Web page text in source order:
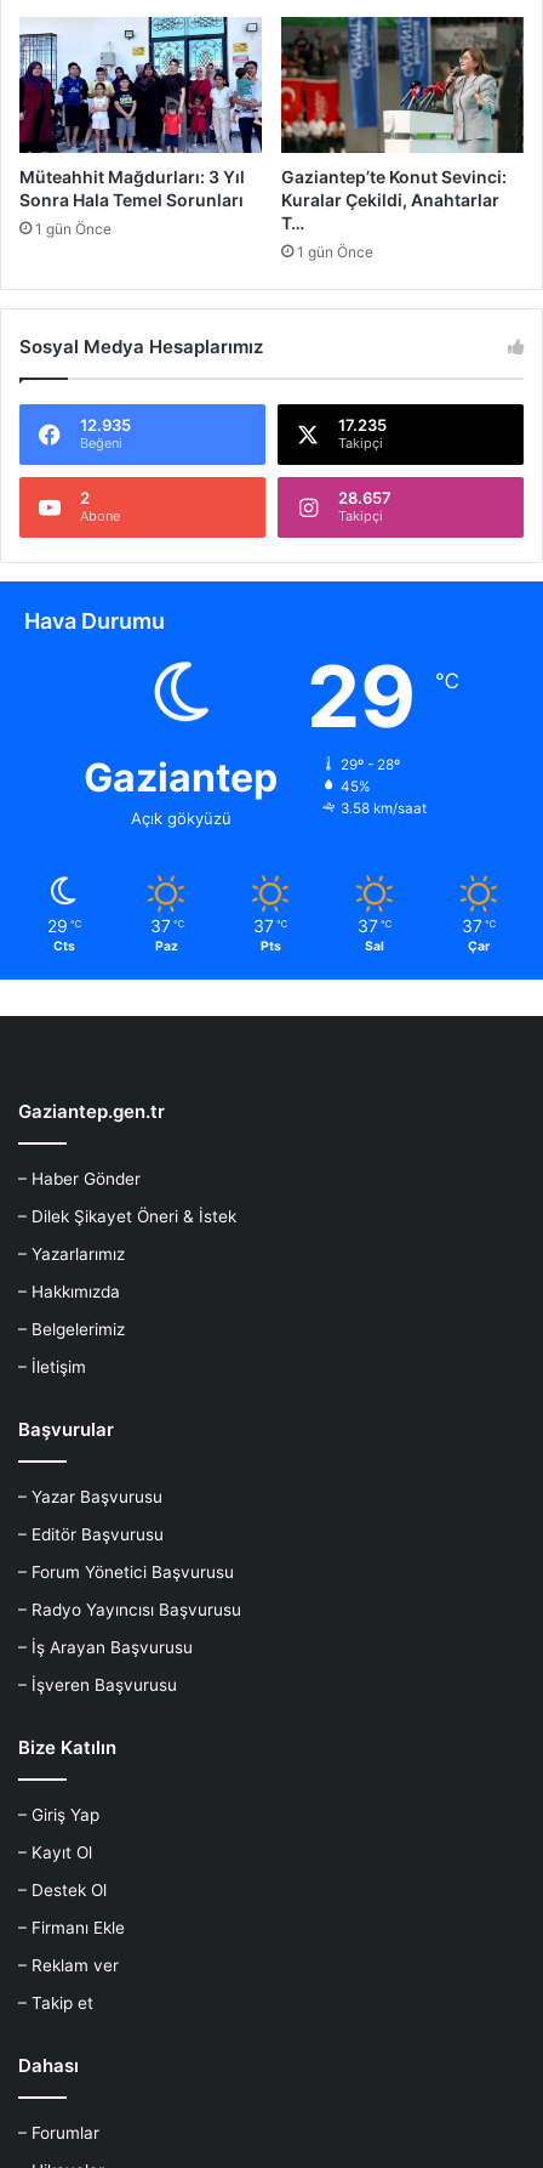
ı
r
r
Müteahhit Mağdurları: 3 Yıl
Sonra Hala Temel Sorunları
1 gün Önce
Gaziantep’te Konut Sevinci:
Kuralar Çekildi, Anahtarlar
T…
1 gün Önce
Sosyal Medya Hesaplarımız
12.935
Beğeni
17.235
Takipçi
2
Abone
28.657
Takipçi
Hava Durumu
Gaziantep
Açık gökyüzü
29 ℃
29º - 28º
45%
3.58 km/saat
29 ℃
Cts
37 ℃
Paz
37 ℃
Pts
37 ℃
Sal
37 ℃
Çar
Gaziantep.gen.tr
– Haber Gönder
– Dilek Şikayet Öneri & İstek
– Yazarlarımız
– Hakkımızda
– Belgelerimiz
– İletişim
Başvurular
– Yazar Başvurusu
– Editör Başvurusu
– Forum Yönetici Başvurusu
– Radyo Yayıncısı Başvurusu
– İş Arayan Başvurusu
– İşveren Başvurusu
Bize Katılın
– Giriş Yap
– Kayıt Ol
– Destek Ol
– Firmanı Ekle
– Reklam ver
– Takip et
Dahası
– Forumlar